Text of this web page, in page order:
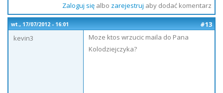
Zaloguj sięalbo zarejestruj aby dodać komentarz
wt., 17/07/2012 - 16:01
#13
kevin3
Moze ktos wrzucic maila do Pana
Kolodziejczyka?